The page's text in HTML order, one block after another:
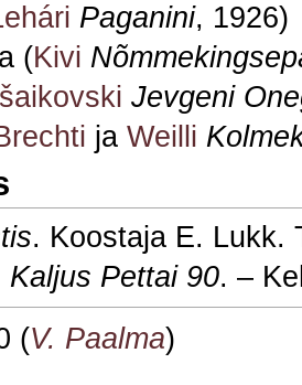
Paganini, 1926)
(Kivi
Jevgeni
ja Weilli
. Koostaja E. Lukk.
Kaljus Pettai 90. –
(V. Paalma)